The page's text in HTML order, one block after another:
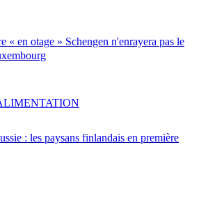
en otage » Schengen n'enrayera pas le
: les paysans finlandais en première